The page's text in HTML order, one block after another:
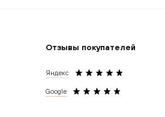
Отзывы покупателей
Яндекс
Google